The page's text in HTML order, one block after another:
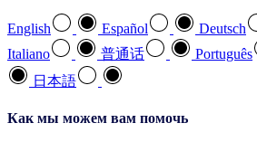
English Español Deutsch
Italiano
普通话 Português
日本語
Как мы можем вам помочь